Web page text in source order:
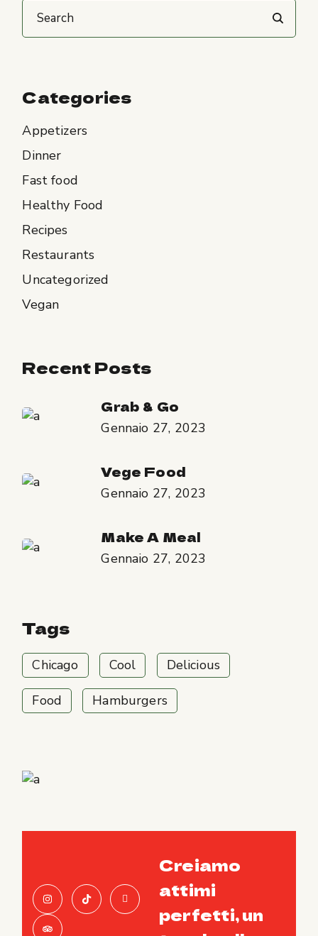
Categories
Appetizers
Dinner
Fast food
Healthy Food
Recipes
Restaurants
Uncategorized
Vegan
Recent Posts
Grab & Go
Gennaio 27, 2023
Vege Food
Gennaio 27, 2023
Make A Meal
Gennaio 27, 2023
Tags
Chicago Cool Delicious
Food Hamburgers
Creiamo
attimi
perfetti, un